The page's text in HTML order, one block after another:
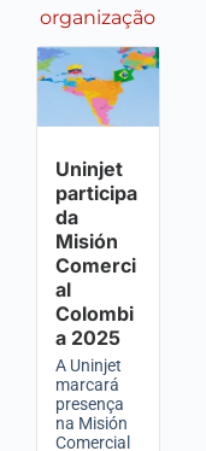
organização
Uninjet
participa
da
Misión
Comerci
al
Colombi
a 2025
A Uninjet
marcará
presença
na Misión
Comercial